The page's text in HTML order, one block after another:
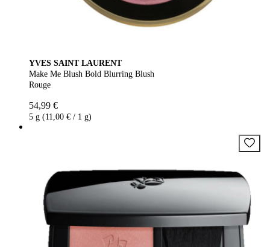
YVES SAINT LAURENT
Make Me Blush Bold Blurring Blush
Rouge
54,99 €
5 g (11,00 € / 1 g)